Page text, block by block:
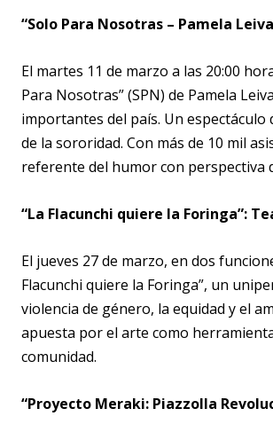
“Solo Para Nosotras – Pamela
El martes 11 de marzo a las 20:00
Para Nosotras” (SPN) de Pamela
importantes del país. Un
de la sororidad. Con más de 10 mil
referente del humor con perspectiva
“La Flacunchi quiere la Foringa”:
El jueves 27 de marzo, en dos
Flacunchi quiere la Foringa”, un
violencia de género, la equidad y el
apuesta por el arte como
comunidad.
“Proyecto Meraki: Piazzolla